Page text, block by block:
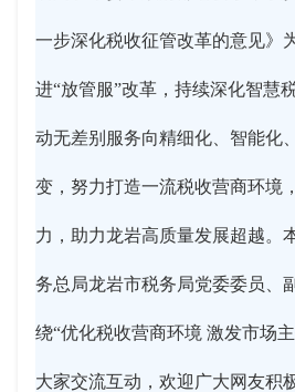
一步深化税收征管改革的意见》
进“放管服”改革，持续深化智慧
动无差别服务向精细化、智能化
变，努力打造一流税收营商环境
力，助力龙岩高质量发展超越。
务总局龙岩市税务局党委委员、
绕“优化税收营商环境 激发市场
大家交流互动，欢迎广大网友积